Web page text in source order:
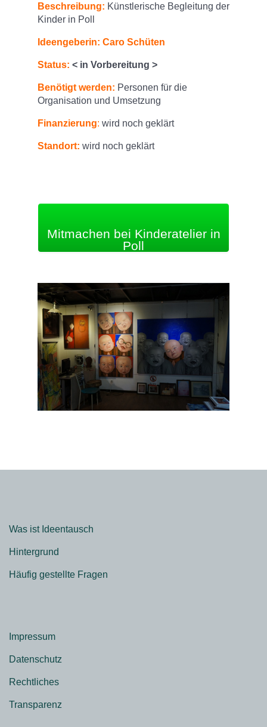
Beschreibung: Künstlerische Begleitung der
Kinder in Poll
Ideengeberin: Caro Schüten
Status: < in Vorbereitung >
Benötigt werden: Personen für die
Organisation und Umsetzung
Finanzierung: wird noch geklärt
Standort: wird noch geklärt
Mitmachen bei Kinderatelier in
Poll
Was ist Ideentausch
Hintergrund
Häufig gestellte Fragen
Impressum
Datenschutz
Rechtliches
Transparenz